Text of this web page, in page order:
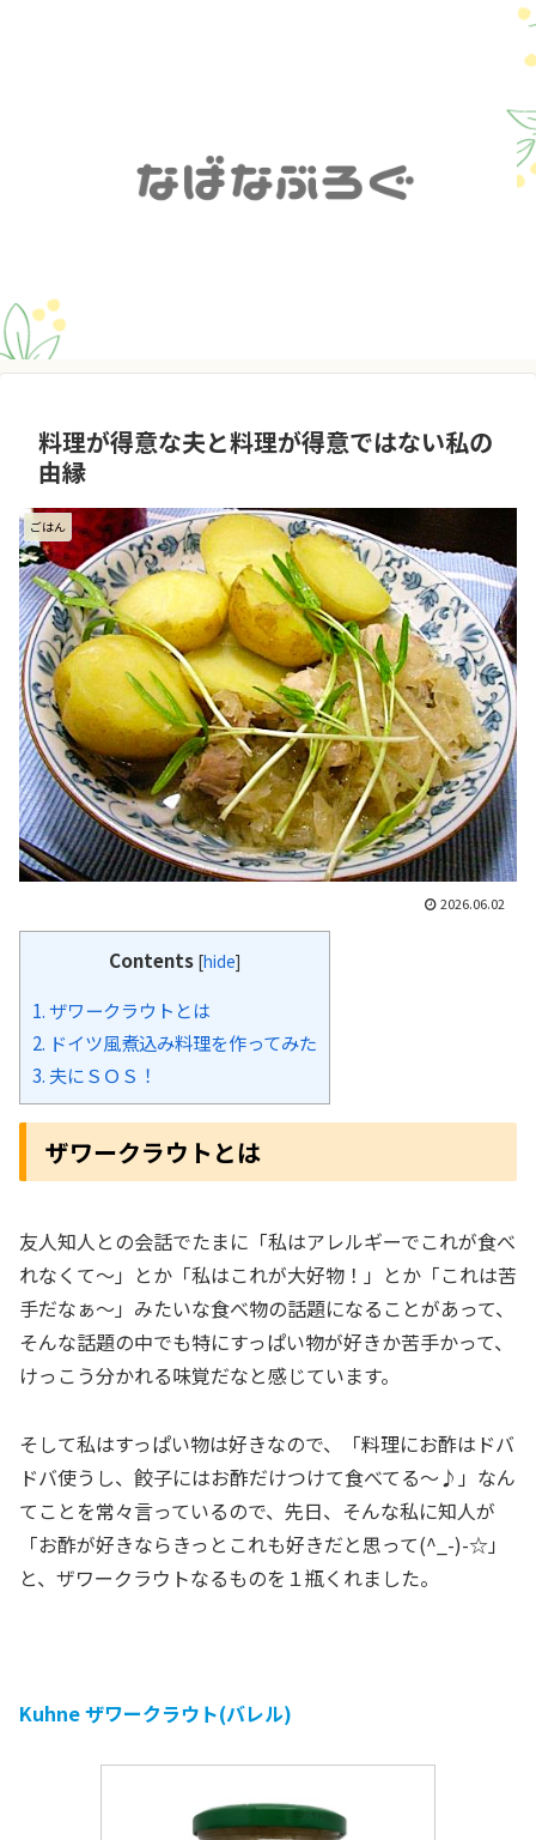
料理が得意な夫と料理が得意ではない私の
由縁
ごはん
2026.06.02
Contents [hide]
1.ザワークラウトとは
2. ドイツ風煮込み料理を作ってみた
3. 夫にＳＯＳ！
ザワークラウトとは
友人知人との会話でたまに「私はアレルギーでこれが食べ
れなくて～」とか「私はこれが大好物！」とか「これは苦
手だなぁ～」みたいな食べ物の話題になることがあって、
そんな話題の中でも特にすっぱい物が好きか苦手かって、
けっこう分かれる味覚だなと感じています。
そして私はすっぱい物は好きなので、「料理にお酢はドバ
ドバ使うし、餃子にはお酢だけつけて食べてる～♪」なん
てことを常々言っているので、先日、そんな私に知人が
「お酢が好きならきっとこれも好きだと思って(^_-)-☆」
と、ザワークラウトなるものを１瓶くれました。
Kuhne ザワークラウト(バレル)